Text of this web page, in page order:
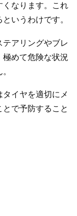
くなります。これ
いうわけです。
アリングやブレ
極めて危険な状況
イヤを適切にメ
で予防すること